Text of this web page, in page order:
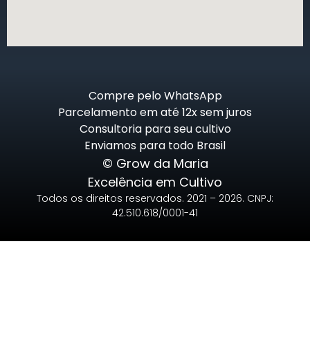
Compre pelo WhatsApp
Parcelamento em até 12x sem juros
Consultoria para seu cultivo
Enviamos para todo Brasil
© Grow da Maria
Excelência em Cultivo
Todos os direitos reservados. 2021 – 2026. CNPJ:
42.510.618/0001-41